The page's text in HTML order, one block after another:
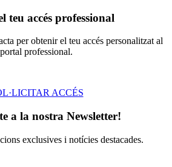
teu accés professional
per obtenir el teu accés personalitzat al
portal professional.
ACCÉS
a la nostra Newsletter!
exclusives i notícies destacades.